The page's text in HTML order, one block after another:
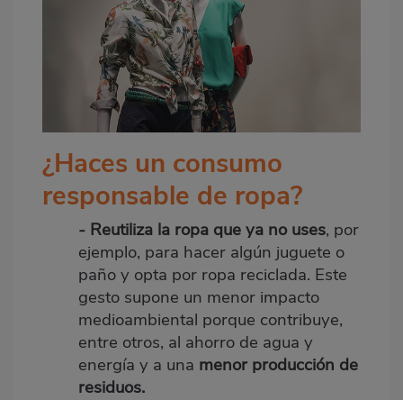
¿Haces un consumo
responsable de ropa?
- Reutiliza la ropa que ya no uses, por
ejemplo, para hacer algún juguete o
paño y opta por ropa reciclada. Este
gesto supone un menor impacto
medioambiental porque contribuye,
entre otros, al ahorro de agua y
energía y a una menor producción de
residuos.